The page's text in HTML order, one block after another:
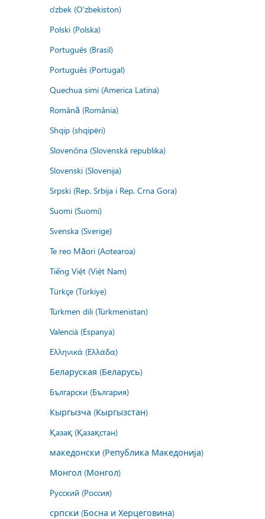
o'zbek (O'zbekiston)
Polski (Polska)
Português (Brasil)
Português (Portugal)
Quechua simi (America Latina)
Română (România)
Shqip (shqipëri)
Slovenčina (Slovenská republika)
Slovenski (Slovenija)
Srpski (Rep. Srbija i Rep. Crna Gora)
Suomi (Suomi)
Svenska (Sverige)
Te reo Māori (Aotearoa)
Tiếng Việt (Việt Nam)
Türkçe (Türkiye)
Türkmen dili (Türkmenistan)
Valencià (Espanya)
Ελληνικά (Ελλάδα)
Беларуская (Беларусь)
Български (България)
Кыргызча (Кыргызстан)
Қазақ (Қазақстан)
македонски (Република Македонија)
Монгол (Монгол)
Русский (Россия)
српски (Босна и Херцеговина)